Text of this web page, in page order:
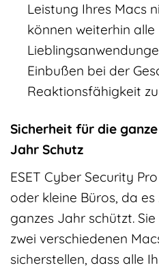
Leistung Ihres Macs
können weiterhin alle
Einbußen bei der
Reaktionsfähigkeit
Sicherheit für die
Jahr Schutz
ESET Cyber Security
oder kleine Büros, da
ganzes Jahr schützt.
zwei verschiedenen
sicherstellen, dass alle